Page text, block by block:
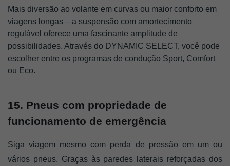
Mais diversão ao volante em curvas ou maior conforto em
viagens longas – a suspensão com amortecimento
regulável oferece uma fascinante amplitude de
possibilidades. Através do DYNAMIC SELECT, você pode
escolher entre os programas de condução Sport, Comfort
ou Eco.
15. Pneus com propriedade de
funcionamento de emergência
Siga viagem mesmo com perda de pressão em um ou
vários pneus. Graças às paredes laterais reforçadas dos